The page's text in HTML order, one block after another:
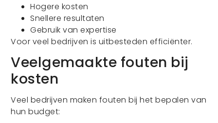
Hogere kosten
Snellere resultaten
Gebruik van expertise
Voor veel bedrijven is uitbesteden efficiënter.
Veelgemaakte fouten bij
kosten
Veel bedrijven maken fouten bij het bepalen van
hun budget: